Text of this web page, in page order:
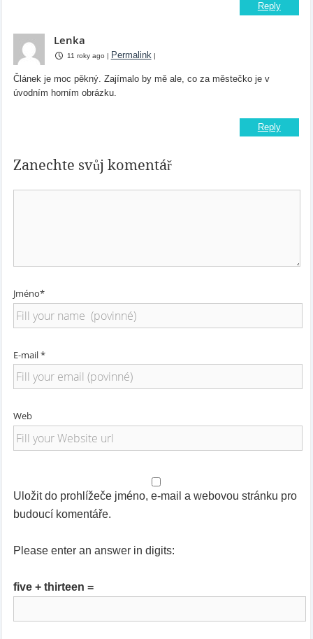
Reply
Lenka
11 roky ago Permalink|
Článek je moc pěkný. Zajímalo by mě ale, co za městečko je v
úvodním horním obrázku.
Reply
Zanechte svůj komentář
Jméno*
E-mail *
Web
Uložit do prohlížeče jméno, e-mail a webovou stránku pro
budoucí komentáře.
Please enter an answer in digits:
five + thirteen =